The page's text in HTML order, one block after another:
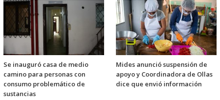
Se inauguró casa de medio
camino para personas con
consumo problemático de
sustancias
Mides anunció suspensión de
apoyo y Coordinadora de Ollas
dice que envió información